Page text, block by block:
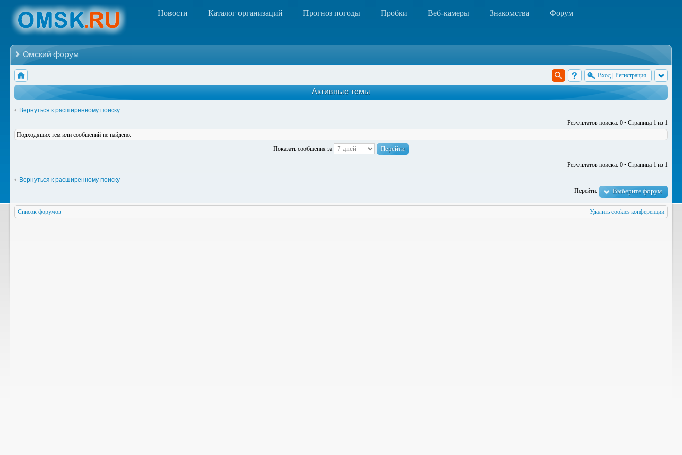
Новости Каталог организаций Прогноз погоды Пробки Веб-камеры Знакомства Форум
Омский форум
Вход Регистрация
Активные темы
Вернуться к расширенному поиску
Результатов поиска: 0 • Страница 1 из 1
Подходящих тем или сообщений не найдено.
Показать сообщения за
Результатов поиска: 0 • Страница 1 из 1
Вернуться к расширенному поиску
Перейти:
Выберите форум
Список форумов Удалить cookies конференции